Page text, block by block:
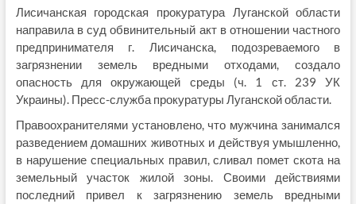
Лисичанская городская прокуратура Луганской области
направила в суд обвинительный акт в отношении частного
предпринимателя г. Лисичанска, подозреваемого в
загрязнении земель вредными отходами, создало
опасность для окружающей среды (ч. 1 ст. 239 УК
Украины). Пресс-служба прокуратуры Луганской области.
Правоохранителями установлено, что мужчина занимался
разведением домашних животных и действуя умышленно,
в нарушение специальных правил, сливал помет скота на
земельный участок жилой зоны. Своими действиями
последний привел к загрязнению земель вредными